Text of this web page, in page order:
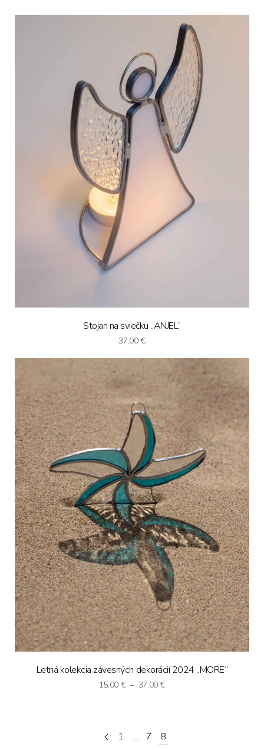
Stojan na sviečku „ANJEL“
37,00€
Letná kolekcia závesných dekorácií 2024 „MORE“
15,00 € – 37,00€
1 … 7 8